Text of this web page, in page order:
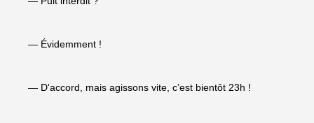
— Évidemment !
— D'accord, mais agissons vite, c’est bientôt 23h !